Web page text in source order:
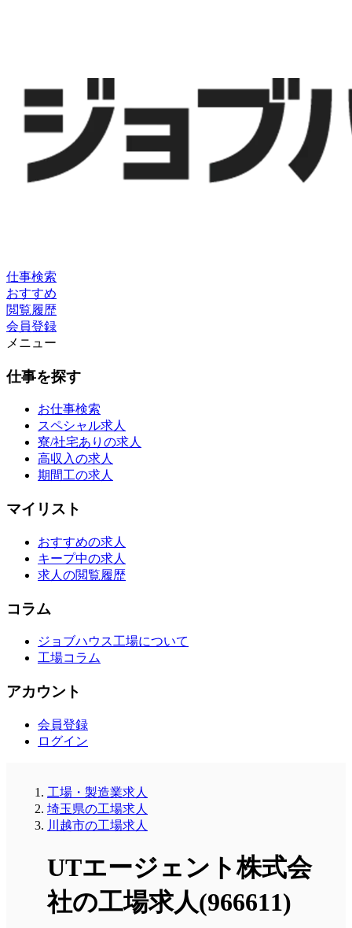
仕事検索
おすすめ
閲覧履歴
会員登録
メニュー
仕事を探す
お仕事検索
スペシャル求人
寮/社宅ありの求人
高収入の求人
期間工の求人
マイリスト
おすすめの求人
キープ中の求人
求人の閲覧履歴
コラム
ジョブハウス工場について
工場コラム
アカウント
会員登録
ログイン
工場・製造業求人
埼玉県の工場求人
川越市の工場求人
UTエージェント株式会
社の工場求人(966611)